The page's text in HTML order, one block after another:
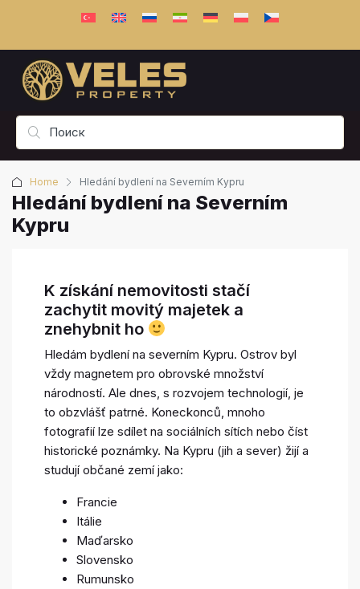
Home Hledání bydlení na Severním Kypru
Hledání bydlení na Severním
Kypru
K získání nemovitosti stačí
zachytit movitý majetek a
znehybnit ho
Hledám bydlení na severním Kypru. Ostrov byl
vždy magnetem pro obrovské množství
národností. Ale dnes, s rozvojem technologií, je
to obzvlášť patrné. Koneckonců, mnoho
fotografií lze sdílet na sociálních sítích nebo číst
historické poznámky. Na Kypru (jih a sever) žijí a
studují občané zemí jako:
Francie
Itálie
Maďarsko
Slovensko
Rumunsko